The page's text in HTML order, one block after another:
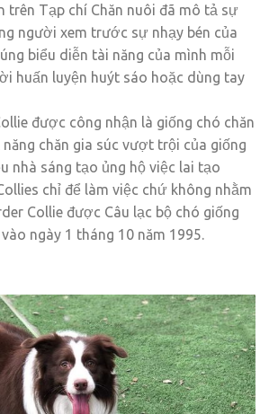
trên Tạp chí Chăn nuôi đã mô tả sự
người xem trước sự nhạy bén của
biểu diễn tài năng của mình mỗi
huấn luyện huýt sáo hoặc dùng tay
được công nhận là giống chó chăn
năng chăn gia súc vượt trội của giống
nhà sáng tạo ủng hộ việc lai tạo
chỉ để làm việc chứ không nhằm
Collie được Câu lạc bộ chó giống
ngày 1 tháng 10 năm 1995.